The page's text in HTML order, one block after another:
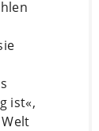
ist«,